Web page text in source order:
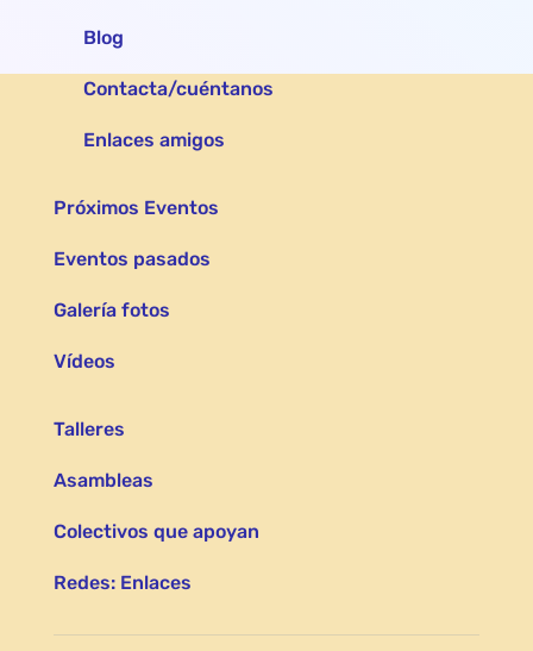
Blog
Contacta/cuéntanos
Enlaces amigos
Próximos Eventos
Eventos pasados
Galería fotos
Vídeos
Talleres
Asambleas
Colectivos que apoyan
Redes: Enlaces